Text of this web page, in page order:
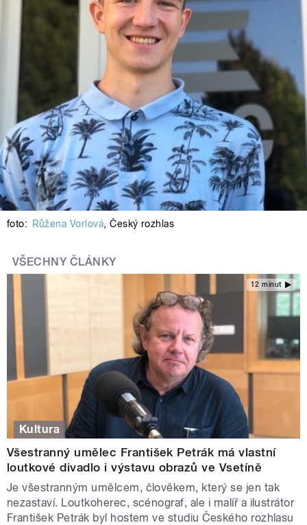
foto: Růžena Vorlová,Český rozhlas
VŠECHNY ČLÁNKY
12 minut
Kultura
Všestranný umělec František Petrák má vlastní
loutkové divadlo i výstavu obrazů ve Vsetíně
Je všestranným umělcem, člověkem, který se jen tak
nezastaví. Loutkoherec, scénograf, ale i malíř a ilustrátor
František Petrák byl hostem ve studiu Českého rozhlasu